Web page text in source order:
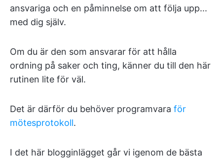
ansvariga och en påminnelse om att följa upp...
med dig själv.
Om du är den som ansvarar för att hålla
ordning på saker och ting, känner du till den här
rutinen lite för väl.
Det är därför du behöver programvara för
mötesprotokoll.
I det här blogginlägget går vi igenom de bästa